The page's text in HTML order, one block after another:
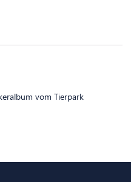
vom Tierpark